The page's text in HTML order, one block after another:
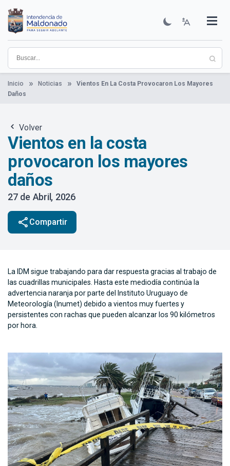
contenido
principal
Institucional
Municipios
Descubre Maldonado
Comunicación
Servicios
Guía De Trámites
Ver Noticias
Inicio Noticias
Vientos En La Costa Provocaron Los Mayores
Daños
Volver
Vientos en la costa
provocaron los mayores
daños
27 de Abril, 2026
share Compartir
La IDM sigue trabajando para dar respuesta gracias al trabajo de
las cuadrillas municipales. Hasta este mediodía continúa la
advertencia naranja por parte del Instituto Uruguayo de
Meteorología (Inumet) debido a vientos muy fuertes y
persistentes con rachas que pueden alcanzar los 90 kilómetros
por hora.